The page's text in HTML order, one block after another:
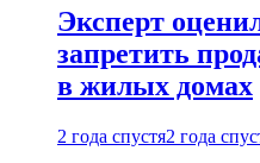
Эксперт
запретить
в жилых домах
2 года спустя2 года